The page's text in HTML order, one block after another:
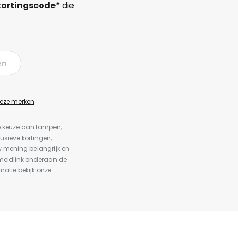
die
merken.
aan lampen,
kortingen,
mening belangrijk en
onderaan de
bekijk onze